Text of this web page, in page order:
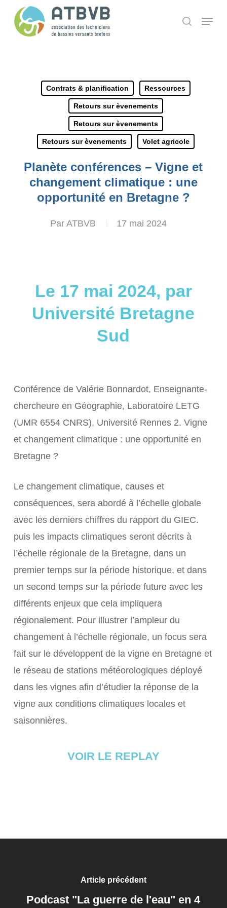
search
Menu
Contrats & planification Ressources
Retours sur èvenements
Retours sur èvenements
Retours sur èvenements Volet agricole
Planète conférences – Vigne et
changement climatique : une
opportunité en Bretagne ?
Par ATBVB 17 mai 2024
Le 17 mai 2024, par
Université Bretagne
Sud
Conférence de Valérie Bonnardot, Enseignante-
chercheure en Géographie, Laboratoire LETG
(UMR 6554 CNRS), Université Rennes 2. Vigne
et changement climatique : une opportunité en
Bretagne ?
Le changement climatique, causes et
conséquences, sera abordé à l’échelle globale
avec les derniers chiffres du rapport du GIEC.
puis les impacts climatiques seront décrits à
l’échelle régionale de la Bretagne, dans un
premier temps sur la période historique, et dans
un second temps sur la période future avec les
différents enjeux que cela impliquera
régionalement. Pour illustrer l’ampleur du
changement à l’échelle régionale, un focus sera
fait sur le développent de la vigne en Bretagne et
le réseau de stations météorologiques déployé
dans les vignes afin d’étudier la réponse de la
vigne aux conditions climatiques locales et
saisonnières.
VOIR LE REPLAY
Article précédent
Podcast "La guerre de l'eau" en 4
Panneau de gestion des cookies